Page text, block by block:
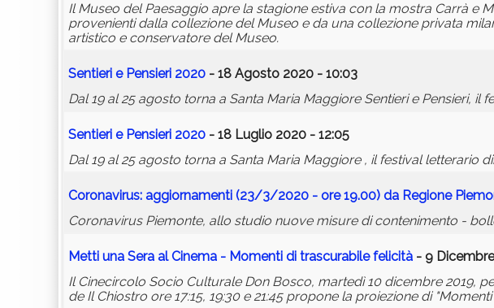
Il Museo del Paesaggio apre la stagione estiva con la mostra Carrà e
provenienti dalla collezione del Museo e da una collezione privata
artistico e conservatore del Museo.
Sentieri e Pensieri 2020 - 18 Agosto 2020 - 10:03
Dal 19 al 25 agosto torna a Santa Maria Maggiore Sentieri e Pensieri,
Sentieri e Pensieri 2020 - 18 Luglio 2020 - 12:05
Dal 19 al 25 agosto torna a Santa Maria Maggiore , il festival letterario
Coronavirus: aggiornamenti (23/3/2020 - ore 19.00) da Regione
Coronavirus Piemonte, allo studio nuove misure di contenimento -
Metti una Sera al Cinema - Momenti di trascurabile felicità - 9
Il Cinecircolo Socio Culturale Don Bosco, martedì 10 dicembre 2019,
de Il Chiostro ore 17:15, 19:30 e 21:45 propone la proiezione di